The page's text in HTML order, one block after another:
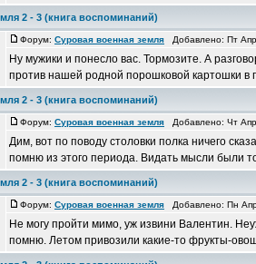
2 - 3 (книга воспоминаний)
Форум: Суровая военная земля Добавлено: Пт
Ну мужики и понесло вас. Тормозите. А
против нашей родной порошковой картошки в
2 - 3 (книга воспоминаний)
Форум: Суровая военная земля Добавлено: Чт
Дим, вот по поводу столовки полка ничего
помню из этого периода. Видать мысли были
2 - 3 (книга воспоминаний)
Форум: Суровая военная земля Добавлено: Пн
Не могу пройти мимо, уж извини Валентин.
помню. Летом привозили какие-то фрукты-